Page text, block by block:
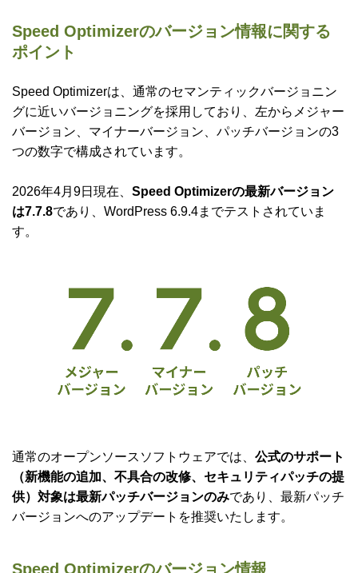
Speed Optimizerのバージョン情報に関する
ポイント
Speed Optimizerは、通常のセマンティックバージョニン
グに近いバージョニングを採用しており、左からメジャー
バージョン、マイナーバージョン、パッチバージョンの3
つの数字で構成されています。
2026年4月9日現在、 Speed Optimizerの最新バージョン
は7.7.8であり、WordPress 6.9.4までテストされていま
す。
通常のオープンソースソフトウェアでは、 公式のサポート
（新機能の追加、不具合の改修、セキュリティパッチの提
供）対象は最新パッチバージョンのみであり、最新パッチ
バージョンへのアップデートを推奨いたします。
Speed Optimizerのバージョン情報